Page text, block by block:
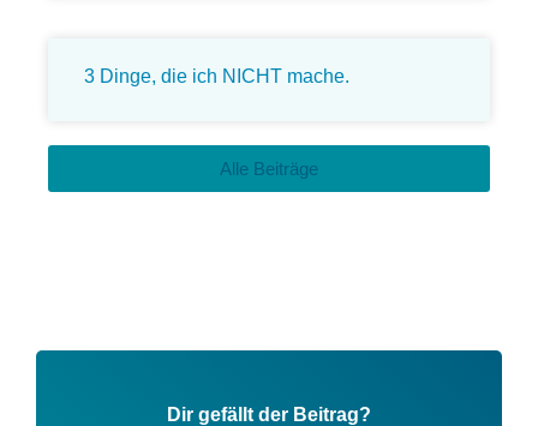
3 Dinge, die ich NICHT mache.
Alle Beiträge
Dir gefällt der Beitrag?